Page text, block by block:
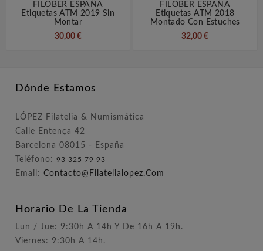
FILOBER ESPAÑA
Etiquetas ATM 2019 Sin
Montar
30,00 €
FILOBER ESPAÑA
Etiquetas ATM 2018
Montado Con Estuches
32,00 €
Dónde Estamos
LÓPEZ Filatelia & Numismática
Calle Entença 42
Barcelona 08015 - España
Teléfono: 93 325 79 93
Email: Contacto@filatelialopez.com
Horario De La Tienda
Lun / Jue: 9:30h A 14h Y De 16h A 19h.
Viernes: 9:30h A 14h.